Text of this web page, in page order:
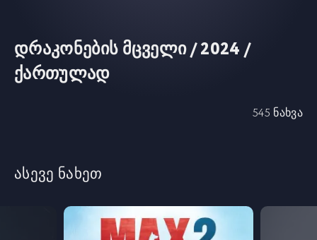
დრაკონების მცველი / 2024 /
ქართულად
545 ნახვა
ასევე ნახეთ